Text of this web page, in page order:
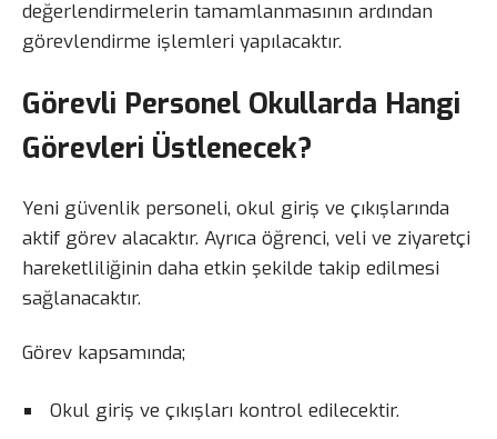
değerlendirmelerin tamamlanmasının ardından
görevlendirme işlemleri yapılacaktır.
Görevli Personel Okullarda Hangi
Görevleri Üstlenecek?
Yeni güvenlik personeli, okul giriş ve çıkışlarında
aktif görev alacaktır. Ayrıca öğrenci, veli ve ziyaretçi
hareketliliğinin daha etkin şekilde takip edilmesi
sağlanacaktır.
Görev kapsamında;
Okul giriş ve çıkışları kontrol edilecektir.